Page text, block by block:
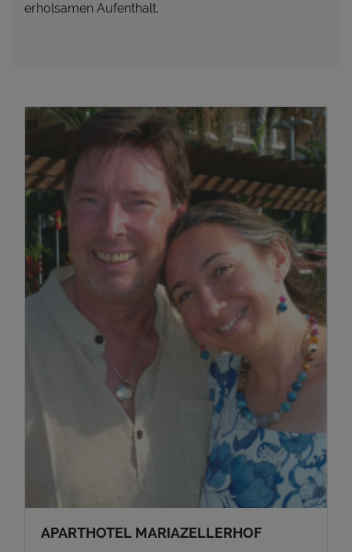
erholsamen Aufenthalt.
APARTHOTEL MARIAZELLERHOF